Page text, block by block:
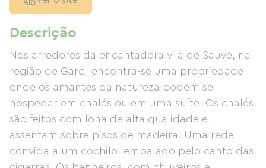
Descrição
Nos arredores da encantadora vila de Sauve, na
região de Gard, encontra-se uma propriedade
onde os amantes da natureza podem se
hospedar em chalés ou em uma suíte. Os chalés
são feitos com lona de alta qualidade e
assentam sobre pisos de madeira. Uma rede
convida a um cochilo, embalado pelo canto das